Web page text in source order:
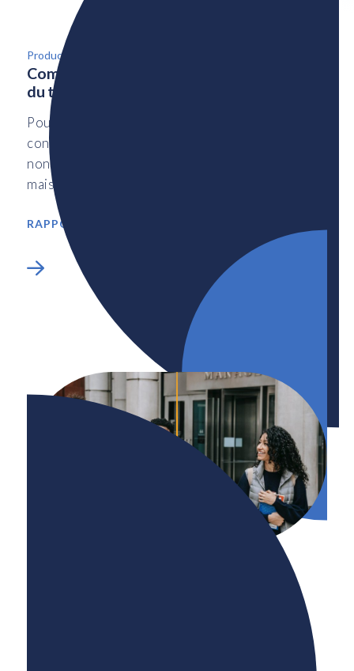
Productivité et partenariats de recherche
Compétences et stratégies pour la qualité
du travail hybride au Canada
Pour les employeurs de l’économie de la
connaissance, le travail hybride reste essentiel
non seulement pour la reprise après la pandémie,
mais aussi pour l’avenir du travail
RAPPORT DE RECHERCHE